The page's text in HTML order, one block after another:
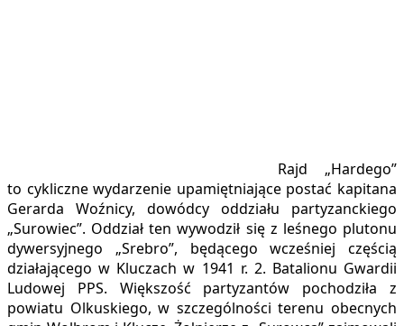
Rajd „Hardego”
to cykliczne wydarzenie upamiętniające postać kapitana
Gerarda Woźnicy, dowódcy oddziału partyzanckiego
„Surowiec”. Oddział ten wywodził się z leśnego plutonu
dywersyjnego „Srebro”, będącego wcześniej częścią
działającego w Kluczach w 1941 r. 2. Batalionu Gwardii
Ludowej PPS. Większość partyzantów pochodziła z
powiatu Olkuskiego, w szczególności terenu obecnych